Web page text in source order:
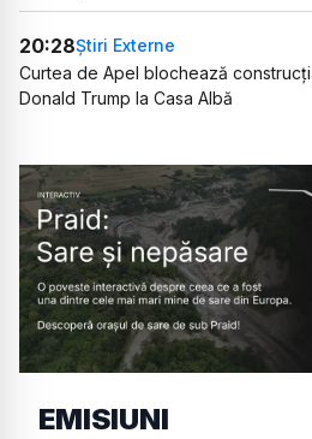
20:28Știri Externe
Curtea de Apel blochează
Donald Trump la Casa Albă
EMISIUNI